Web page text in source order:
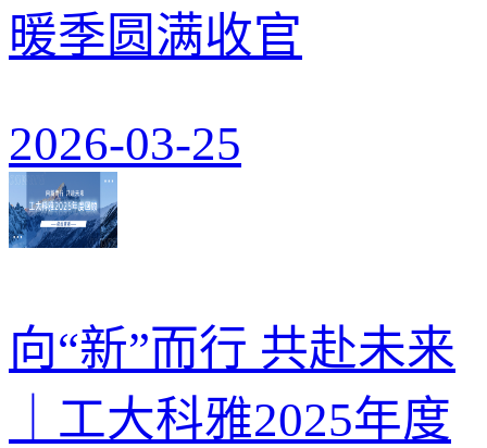
暖季圆满收官
2026-03-25
向“新”而行 共赴未来
｜工大科雅2025年度